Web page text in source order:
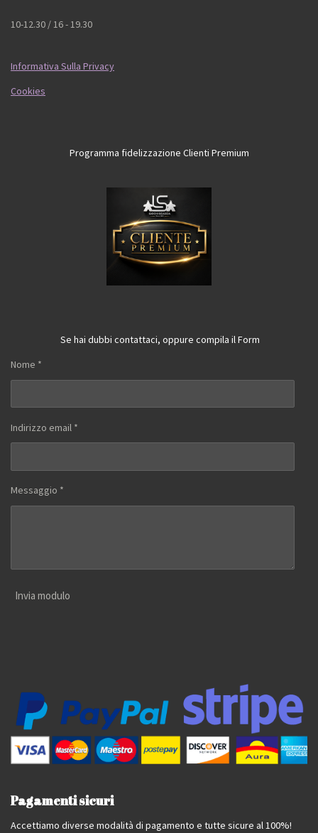
10-12.30 / 16 - 19.30
Informativa Sulla Privacy
Cookies
Programma fidelizzazione Clienti Premium
Se hai dubbi contattaci, oppure compila il Form
Nome *
Indirizzo email *
Messaggio *
Invia modulo
Pagamenti sicuri
Accettiamo diverse modalità di pagamento e tutte sicure al 100%!